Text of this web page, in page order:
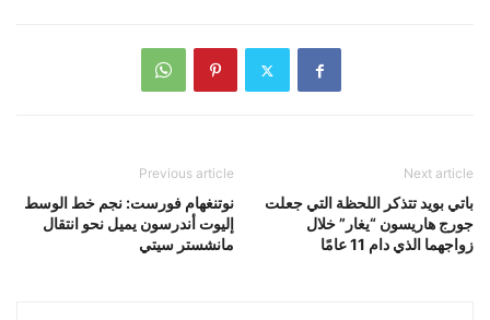
Previous article
نوتنغهام فورست: نجم خط الوسط
إليوت أندرسون يميل نحو انتقال
مانشستر سيتي
Next article
باتي بويد تتذكر اللحظة التي جعلت
جورج هاريسون “يغار” خلال
زواجهما الذي دام 11 عامًا